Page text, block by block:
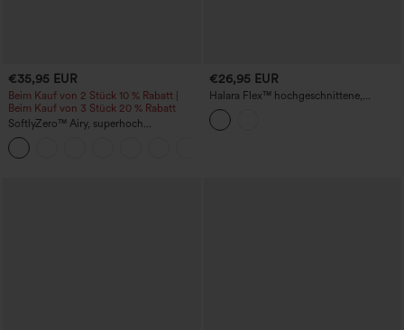
€35,95 EUR
Beim Kauf von 2 Stück 10 % Rabatt |
Beim Kauf von 3 Stück 20 % Rabatt
SoftlyZero™ Airy, superhoch
geschnittene 2-in-1 InstantCool Yoga-
Shorts 7" mit Taschen
€26,95 EUR
Halara Flex™ hochgeschnittene,
gekürzte Work-Flare-Hose mit Taschen